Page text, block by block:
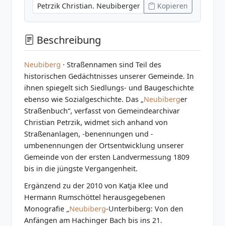
Kopieren
Beschreibung
Neubiberg · Straßennamen sind Teil des
historischen Gedächtnisses unserer Gemeinde. In
ihnen spiegelt sich Siedlungs- und Baugeschichte
ebenso wie Sozialgeschichte. Das „ Neubiberger
Straßenbuch“, verfasst von Gemeindearchivar
Christian Petrzik, widmet sich anhand von
Straßenanlagen, -benennungen und -
umbenennungen der Ortsentwicklung unserer
Gemeinde von der ersten Landvermessung 1809
bis in die jüngste Vergangenheit.
Ergänzend zu der 2010 von Katja Klee und
Hermann Rumschöttel herausgegebenen
Monografie „Neubiberg-Unterbiberg: Von den
Anfängen am Hachinger Bach bis ins 21.